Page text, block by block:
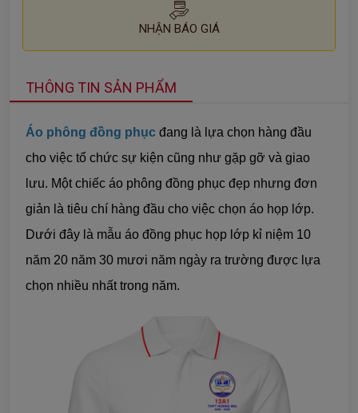
NHẬN BÁO GIÁ
THÔNG TIN SẢN PHẨM
Áo phông đồng phục đang là lựa chọn hàng đầu
cho việc tổ chức sự kiện cũng như gặp gỡ và giao
lưu. Một chiếc áo phông đồng phục đẹp nhưng đơn
giản là tiêu chí hàng đầu cho việc chọn áo họp lớp.
Dưới đây là mẫu áo đồng phục họp lớp kỉ niệm 10
năm 20 năm 30 mươi năm ngày ra trường được lựa
chọn nhiều nhất trong năm.